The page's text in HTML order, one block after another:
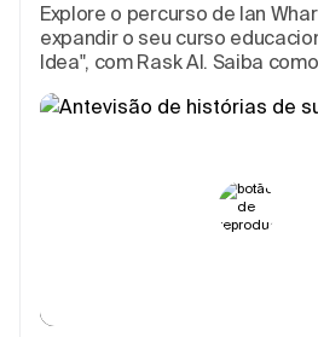
Explore o percurso de Ian
expandir o seu curso
Idea", com Rask AI. Saiba
acessibilidade e capacitam os